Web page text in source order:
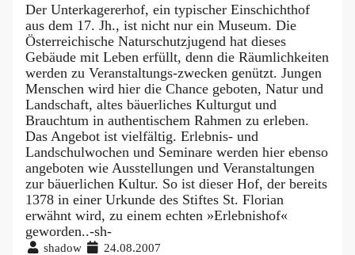
Der Unterkagererhof, ein typischer Einschichthof
aus dem 17. Jh., ist nicht nur ein Museum. Die
Österreichische Naturschutzjugend hat dieses
Gebäude mit Leben erfüllt, denn die Räumlichkeiten
werden zu Veranstaltungs-zwecken genützt. Jungen
Menschen wird hier die Chance geboten, Natur und
Landschaft, altes bäuerliches Kulturgut und
Brauchtum in authentischem Rahmen zu erleben.
Das Angebot ist vielfältig. Erlebnis- und
Landschulwochen und Seminare werden hier ebenso
angeboten wie Ausstellungen und Veranstaltungen
zur bäuerlichen Kultur. So ist dieser Hof, der bereits
1378 in einer Urkunde des Stiftes St. Florian
erwähnt wird, zu einem echten »Erlebnishof«
geworden..-sh-
shadow 24.08.2007